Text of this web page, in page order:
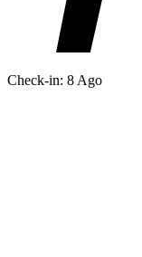
Check-in: 8 Ago